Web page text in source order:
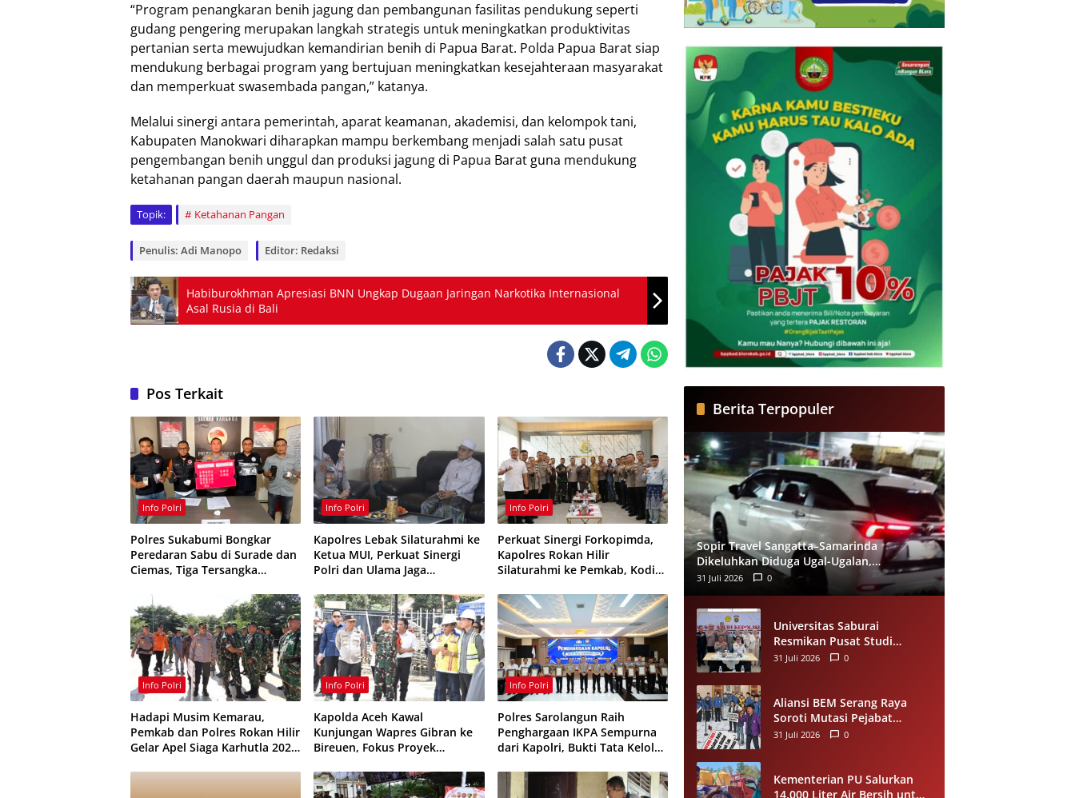
“Program penangkaran benih jagung dan pembangunan fasilitas pendukung seperti
gudang pengering merupakan langkah strategis untuk meningkatkan produktivitas
pertanian serta mewujudkan kemandirian benih di Papua Barat. Polda Papua Barat siap
mendukung berbagai program yang bertujuan meningkatkan kesejahteraan masyarakat
dan memperkuat swasembada pangan,” katanya.
Melalui sinergi antara pemerintah, aparat keamanan, akademisi, dan kelompok tani,
Kabupaten Manokwari diharapkan mampu berkembang menjadi salah satu pusat
pengembangan benih unggul dan produksi jagung di Papua Barat guna mendukung
ketahanan pangan daerah maupun nasional.
Topik: Ketahanan Pangan
Penulis: Adi Manopo Editor: Redaksi
Habiburokhman Apresiasi BNN Ungkap Dugaan Jaringan Narkotika Internasional
Asal Rusia di Bali
Pos Terkait
Info Polri
Polres Sukabumi Bongkar
Peredaran Sabu di Surade dan
Ciemas, Tiga Tersangka
Info Polri
Kapolres Lebak Silaturahmi ke
Ketua MUI, Perkuat Sinergi
Polri dan Ulama Jaga
Info Polri
Perkuat Sinergi Forkopimda,
Kapolres Rokan Hilir
Silaturahmi ke Pemkab, Kodim
Info Polri
Hadapi Musim Kemarau,
Pemkab dan Polres Rokan Hilir
Gelar Apel Siaga Karhutla 2026,
Kebakaran
Info Polri
Kapolda Aceh Kawal
Kunjungan Wapres Gibran ke
Bireuen, Fokus Proyek
Info Polri
Polres Sarolangun Raih
Penghargaan IKPA Sempurna
dari Kapolri, Bukti Tata Kelola
Berita Terpopuler
Sopir Travel Sangatta–Samarinda
Dikeluhkan Diduga Ugal-Ugalan,
Penumpang Minta Evaluasi Layanan
31 Juli 2026 0
Universitas Saburai
Resmikan Pusat Studi
Kepolisian, Gandeng Polda
31 Juli 2026 0
Aliansi BEM Serang Raya
Soroti Mutasi Pejabat
Pemkot Serang, Minta
31 Juli 2026 0
Kementerian PU Salurkan
14.000 Liter Air Bersih untuk